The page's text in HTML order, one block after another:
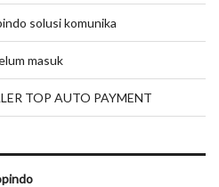
solusi komunika
masuk
TOP AUTO PAYMENT